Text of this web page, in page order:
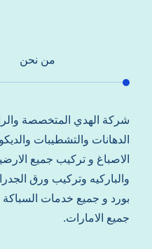
من نحن
شركة الهدي المتخصصة
الدهانات والتشطيبات
الاصباغ و تركيب جميع
والباركيه وتركيب ورق
بورد و جميع خدمات السباكة
جميع الامارات.